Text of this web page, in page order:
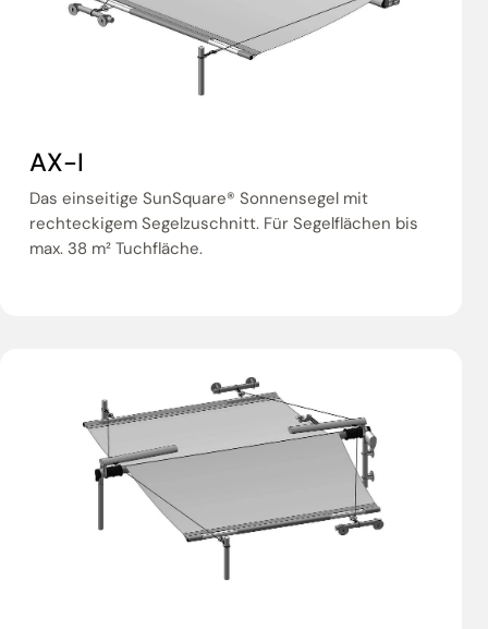
AX-I
Das einseitige SunSquare® Sonnensegel mit
rechteckigem Segelzuschnitt. Für Segelflächen bis
max. 38 m² Tuchfläche.